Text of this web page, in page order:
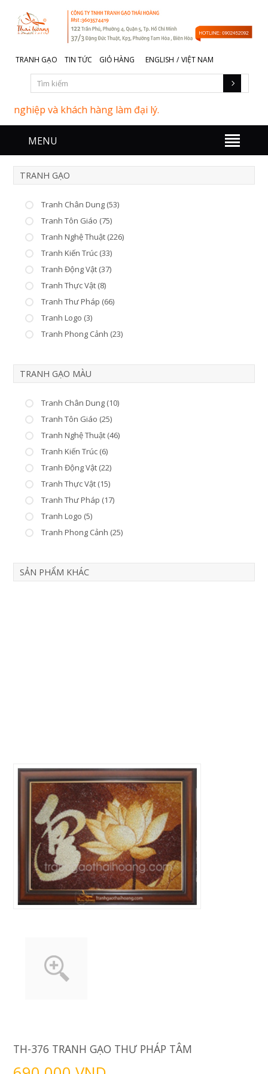
TRANH GẠO TIN TỨC GIỎ HÀNG ENGLISH / VIỆT NAM
và khách hàng làm đại lý.
MENU
TRANH GẠO
Tranh Chân Dung (53)
Tranh Tôn Giáo (75)
Tranh Nghệ Thuật (226)
Tranh Kiến Trúc (33)
Tranh Động Vật (37)
Tranh Thực Vật (8)
Tranh Thư Pháp (66)
Tranh Logo (3)
Tranh Phong Cảnh (23)
TRANH GẠO MÀU
Tranh Chân Dung (10)
Tranh Tôn Giáo (25)
Tranh Nghệ Thuật (46)
Tranh Kiến Trúc (6)
Tranh Động Vật (22)
Tranh Thực Vật (15)
Tranh Thư Pháp (17)
Tranh Logo (5)
Tranh Phong Cảnh (25)
SẢN PHẨM KHÁC
TH-376 TRANH GẠO THƯ PHÁP TÂM